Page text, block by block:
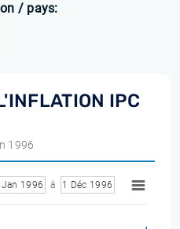
/ pays:
IPC
1996
Jan 1996 à 1 Déc 1996